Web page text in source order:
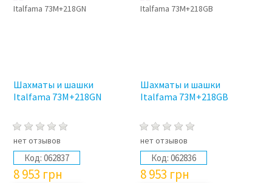
Шахматы и шашки
Italfama 73M+218GN
нет отзывов
Код: 062837
8 953 грн
Шахматы и шашки
Italfama 73M+218GB
нет отзывов
Код: 062836
8 953 грн